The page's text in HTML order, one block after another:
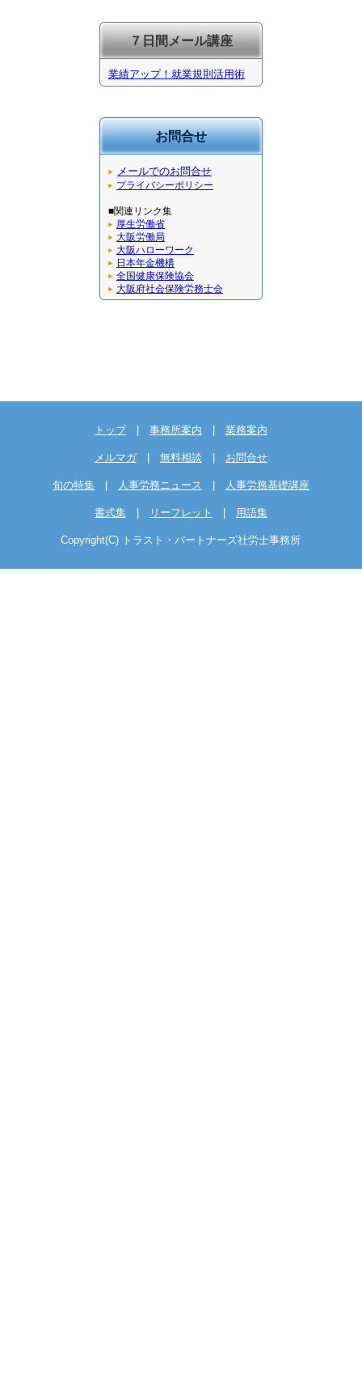
７日間メール講座
業績アップ！就業規則活用術
お問合せ
メールでのお問合せ
プライバシーポリシー
■関連リンク集
厚生労働省
大阪労働局
大阪ハローワーク
日本年金機構
全国健康保険協会
大阪府社会保険労務士会
トップ| 事務所案内 業務案内
メルマガ 無料相談 お問合せ
旬の特集 人事労務ニュース 人事労務基礎講座
書式集 リーフレット 用語集
Copyright(C) トラスト・パートナーズ社労士事務所